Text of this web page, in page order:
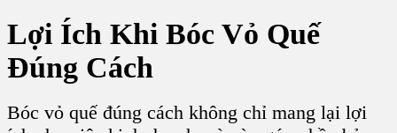
Lợi Ích Khi Bóc Vỏ Quế
Đúng Cách
Bóc vỏ quế đúng cách không chỉ mang lại lợi